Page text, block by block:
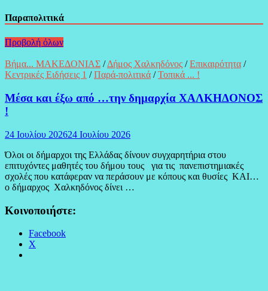
Παραπολιτικά
Προβολή όλων
Βήμα... ΜΑΚΕΔΟΝΙΑΣ /Δήμος Χαλκηδόνος /Επικαιρότητα /
Κεντρικές Ειδήσεις 1 /Παρά-πολιτικά /Τοπικά ... !
Μέσα και έξω από …την δημαρχία ΧΑΛΚΗΔΟΝΟΣ
!
24 Ιουλίου 202624 Ιουλίου 2026
Όλοι οι δήμαρχοι της Ελλάδας δίνουν συγχαρητήρια στου
επιτυχόντες μαθητές του δήμου τους για τις πανεπιστημιακές
σχολές που κατάφεραν να περάσουν με κόπους και θυσίες ΚΑΙ…
ο δήμαρχος Χαλκηδόνος δίνει …
Κοινοποιήστε:
Facebook
X